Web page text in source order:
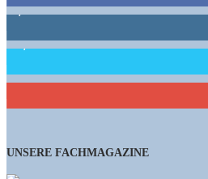
1,662 Follower
15,658 Follower
460 Abonnenten
UNSERE FACHMAGAZINE